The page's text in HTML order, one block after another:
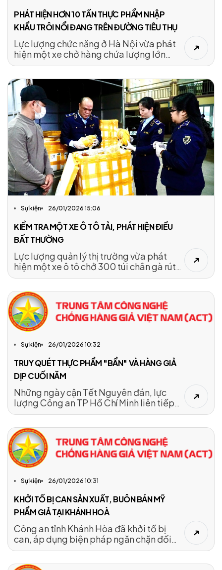
PHÁT HIỆN HƠN 10 TẤN THỰC PHẨM NHẬP
KHẨU TRÔI NỔI ĐANG TRÊN ĐƯỜNG TIÊU THỤ
Lực lượng chức năng ở Hà Nội vừa phát
hiện một xe chở hàng chứa lượng lớn
thực phẩm đông lạnh không rõ nguồn
Sự kiện 26/01/2026 15:06
KIỂM TRA MỘT XE Ô TÔ TẢI, PHÁT HIỆN ĐIỀU
BẤT THƯỜNG
Lực lượng quản lý thị trường vừa phát
hiện một xe ô tô chở 300 túi chân gà rút
xương và 102 gói gà ủ muối nguyên con
Sự kiện 26/01/2026 10:32
TRUY QUÉT THỰC PHẨM "BẨN" VÀ HÀNG GIẢ
DỊP CUỐI NĂM
Những ngày cận Tết Nguyên đán, lực
lượng Công an TP Hồ Chí Minh liên tiếp
triệt phá nhiều đường dây sử dụng hóa
lớn, góp phần làm trong sạch thị trường,
bảo vệ sức khỏe cộng đồng và những nhà
sản xuất chân chính.
Sự kiện 26/01/2026 10:31
KHỞI TỐ BỊ CAN SẢN XUẤT, BUÔN BÁN MỸ
PHẨM GIẢ TẠI KHÁNH HOÀ
Công an tỉnh Khánh Hòa đã khởi tố bị
can, áp dụng biện pháp ngăn chặn đối
với Hồ Thị Dung Thoa liên quan hành vi